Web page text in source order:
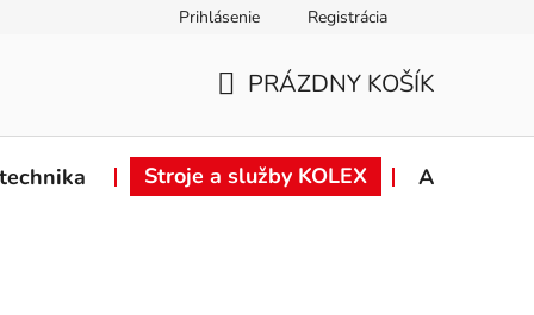
Záručné podmienky Podmienky ochrany
Prihlásenie Registrácia
KOŠÍK
PRÁZDNY KOŠÍK
Stroje a služby KOLEX Akcie